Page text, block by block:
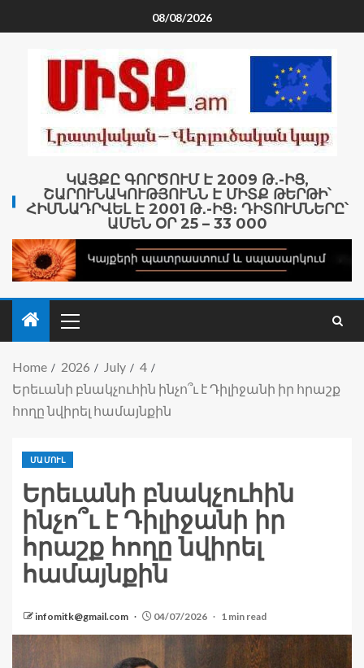
08/08/2026
ԿԱՅՔԸ ԳՈՐԾՈՒՄ Է 2009 Թ․-ԻՑ,
ՇԱՐՈՒՆԱԿՈՒԹՅՈՒՆՆ Է ՄԻՏՔ ԹԵՐԹԻ՝
ՀԻՄՆԱԴՐՎԵԼ Է 2001 Թ․-ԻՑ։ ԴԻՏՈՒՄՆԵՐԸ՝
ԱՄԵՆ ՕՐ 25 – 33 000
Home 2026 July
4
Երեւանի բնակչուհին ինչո՞ւ է Դիլիջանի իր հրաշք
հողը նվիրել համայնքին
ՄԱՄՈՒԼ
Երեւանի բնակչուհին
ինչո՞ւ է Դիլիջանի իր
հրաշք հողը նվիրել
համայնքին
infomitk@gmail.com 04/07/2026 1 min read